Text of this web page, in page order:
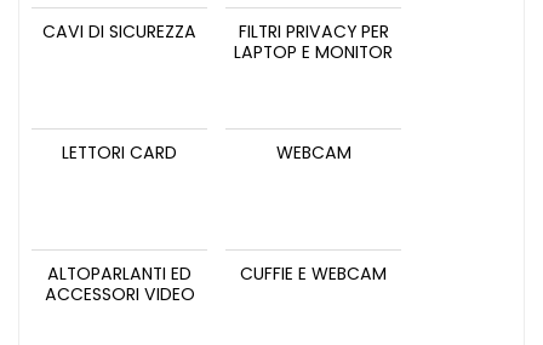
CAVI DI SICUREZZA
FILTRI PRIVACY PER
LAPTOP E MONITOR
LETTORI CARD WEBCAM
ALTOPARLANTI ED
ACCESSORI VIDEO
CUFFIE E WEBCAM